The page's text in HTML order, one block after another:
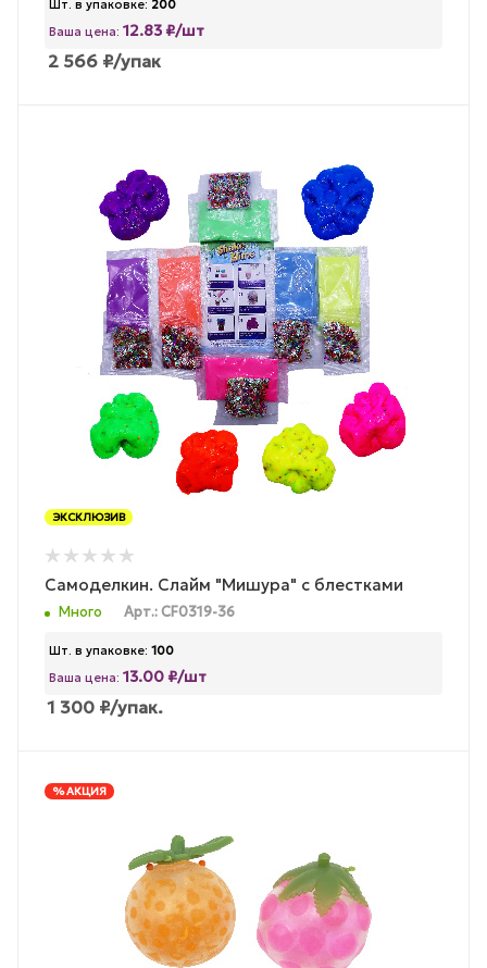
Шт. в упаковке: 200
Ваша цена: 12.83 ₽/шт
2 566 ₽/упак
ЭКСКЛЮЗИВ
Самоделкин. Слайм "Мишура" с блестками
Много Арт.: CF0319-36
Шт. в упаковке: 100
Ваша цена: 13.00 ₽/шт
1 300 ₽/упак.
% АКЦИЯ